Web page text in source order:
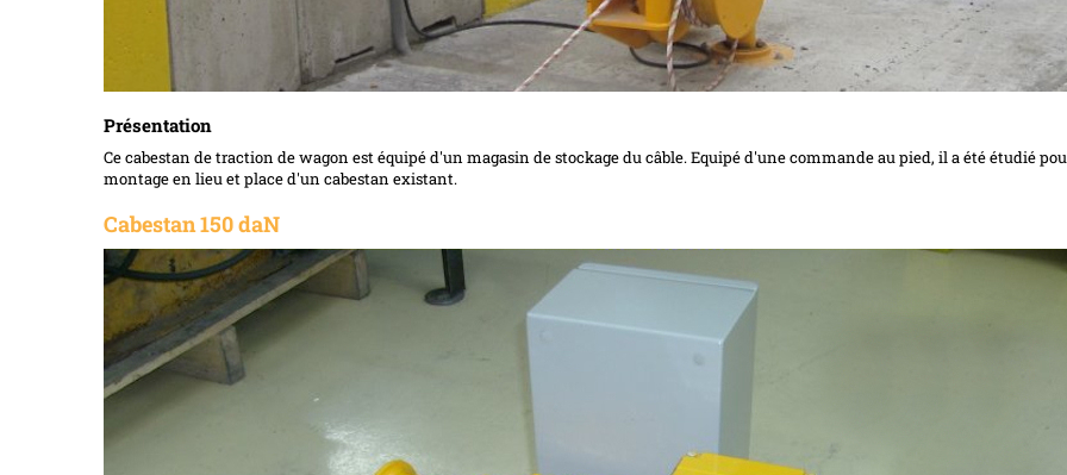
Présentation
Ce cabestan de traction de wagon est équipé d'un magasin de stockage du câble. Equipé d'une commande au pied, il a été étudié
montage en lieu et place d'un cabestan existant.
Cabestan 150 daN